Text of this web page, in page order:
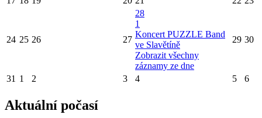
24 25 26 27
28
1
Koncert PUZZLE Band
ve Slavětíně
Zobrazit všechny
záznamy ze dne
29 30
31 1 2 3 4 5 6
Aktuální počasí